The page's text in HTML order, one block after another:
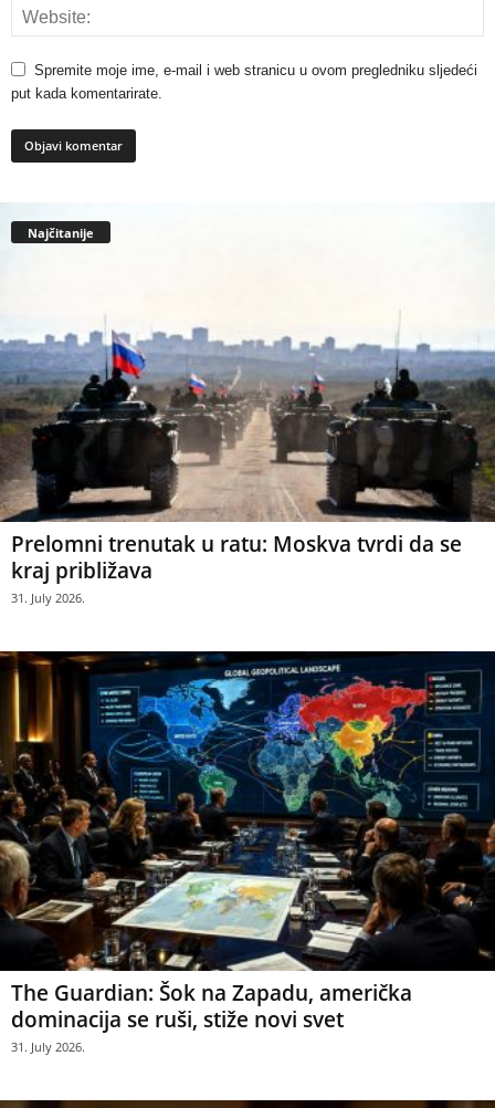
Spremite moje ime, e-mail i web stranicu u ovom pregledniku sljedeći
put kada komentarirate.
Najčitanije
Prelomni trenutak u ratu: Moskva tvrdi da se
kraj približava
31. July 2026.
The Guardian: Šok na Zapadu, američka
dominacija se ruši, stiže novi svet
31. July 2026.